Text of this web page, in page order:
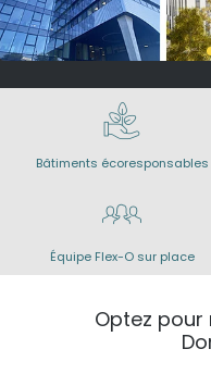
Bâtiments écoresponsables
Équipe Flex-O sur place
Optez